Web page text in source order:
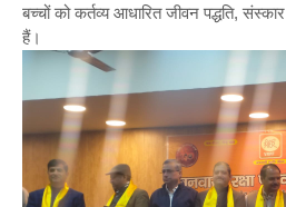
बच्चों को कर्तव्य आधारित जीवन पद्धति,
हैं।